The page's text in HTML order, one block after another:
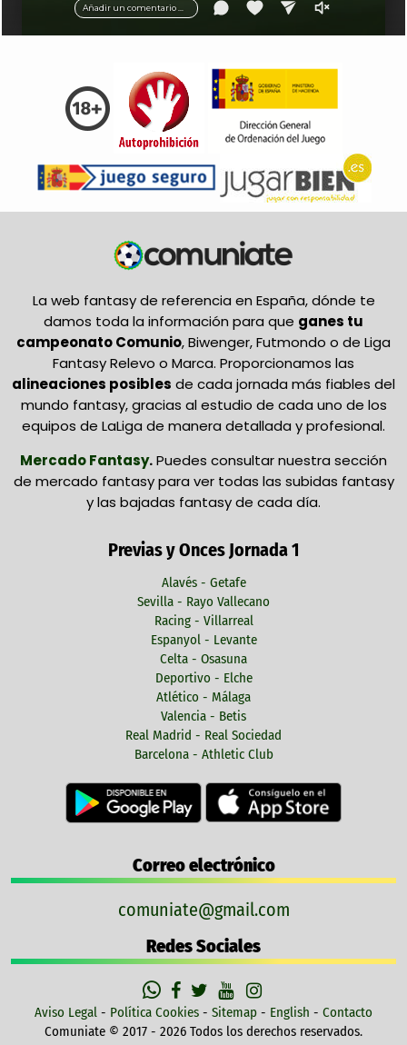
Añadir un comentario ...
La web fantasy de referencia en España, dónde te
damos toda la información para que ganes tu
campeonato Comunio, Biwenger, Futmondo o de Liga
Fantasy Relevo o Marca. Proporcionamos las
alineaciones posibles de cada jornada más fiables del
mundo fantasy, gracias al estudio de cada uno de los
equipos de LaLiga de manera detallada y profesional.
Mercado Fantasy.Puedes consultar nuestra sección
de mercado fantasy para ver todas las subidas fantasy
y las bajadas fantasy de cada día.
Previas y Onces Jornada 1
Alavés - Getafe
Sevilla - Rayo Vallecano
Racing - Villarreal
Espanyol - Levante
Celta - Osasuna
Deportivo - Elche
Atlético - Málaga
Valencia - Betis
Real Madrid - Real Sociedad
Barcelona - Athletic Club
Correo electrónico
comuniate@gmail.com
Redes Sociales
Aviso Legal - Política Cookies - Sitemap - English - Contacto
Comuniate © 2017 - 2026 Todos los derechos reservados.